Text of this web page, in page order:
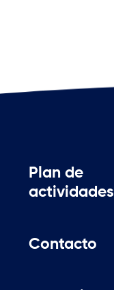
Plan de
actividades
Contacto